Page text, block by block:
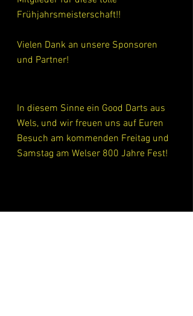
Frühjahrsmeisterschaft!!
Vielen Dank an unsere Sponsoren
und Partner!
In diesem Sinne ein Good Darts aus
Wels, und wir freuen uns auf Euren
Besuch am kommenden Freitag und
Samstag am Welser 800 Jahre Fest!